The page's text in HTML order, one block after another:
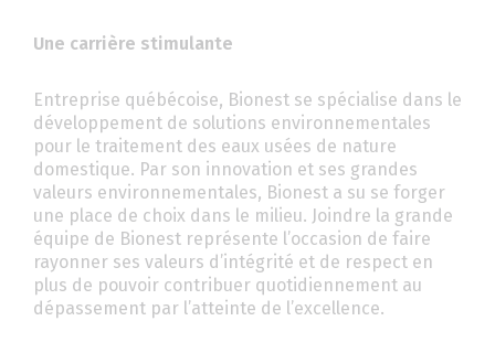
Une carrière stimulante
Entreprise québécoise, Bionest se spécialise dans le
développement de solutions environnementales
pour le traitement des eaux usées de nature
domestique. Par son innovation et ses grandes
valeurs environnementales, Bionest a su se forger
une place de choix dans le milieu. Joindre la grande
équipe de Bionest représente l’occasion de faire
rayonner ses valeurs d’intégrité et de respect en
plus de pouvoir contribuer quotidiennement au
dépassement par l’atteinte de l’excellence.